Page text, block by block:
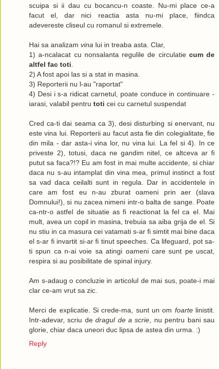
scuipa si ii dau cu bocancu-n coaste. Nu-mi place ce-a
facut el, dar nici reactia asta nu-mi place, fiindca
adevereste cliseul cu romanul si extremele.
Hai sa analizam vina lui in treaba asta. Clar,
1) a-ncalacat cu nonsalanta regulile de circulatie cum de
altfel fac toti
2) A fost apoi las si a stat in masina.
3) Reporterii nu l-au "raportat"
4) Desi i s-a ridicat carnetul, poate conduce in continuare -
iarasi, valabil pentru toti cei cu carnetul suspendat
Cred ca-ti dai seama ca 3), desi disturbing si enervant, nu
este vina lui. Reporterii au facut asta fie din colegialitate, fie
din mila - dar asta-i vina lor, nu vina lui. La fel si 4). In ce
priveste 2), totusi, daca ne gandim nitel, ce altceva ar fi
putut sa faca?!? Eu am fost in mai multe accidente, si chiar
daca nu s-au intamplat din vina mea, primul instinct a fost
sa vad daca ceilalti sunt in regula. Dar in accidentele in
care am fost eu n-au zburat oameni prin aer (slava
Domnului!), si nu zacea nimeni intr-o balta de sange. Poate
ca-ntr-o astfel de situatie as fi reactionat la fel ca el. Mai
mult, avea un copil in masina, trebuia sa aiba grija de el. Si
nu stiu in ca masura cei vatamati s-ar fi simtit mai bine daca
el s-ar fi invartit si-ar fi tinut speeches. Ca lifeguard, pot sa-
ti spun ca n-ai voie sa atingi oameni care sunt pe uscat,
respira si au posibilitate de spinal injury.
Am s-adaug o concluzie in articolul de mai sus, poate-i mai
clar ce-am vrut sa zic.
Merci de explicatie. Si crede-ma, sunt un om foartelinistit.
Intr-adevar, scriu dedragul de a scrie , nu pentru bani sau
glorie, chiar daca uneori duc lipsa de astea din urma. :)
Reply